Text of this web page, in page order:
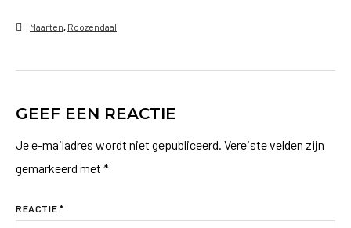
Maarten Roozendaal
GEEF EEN REACTIE
Je e-mailadres wordt niet gepubliceerd. Vereiste velden zijn
gemarkeerd met *
REACTIE *